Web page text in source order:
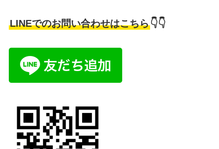
LINEでのお問い合わせはこちら👇👇